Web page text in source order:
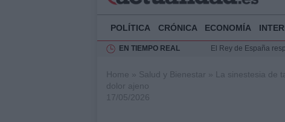
POLÍTICA CRÓNICA ECONOMÍA
EN TIEMPO REAL
El Rey de España
Análisis de la
Home » Salud y Bienestar »
La sinestesia de
dolor ajeno
17/05/2026